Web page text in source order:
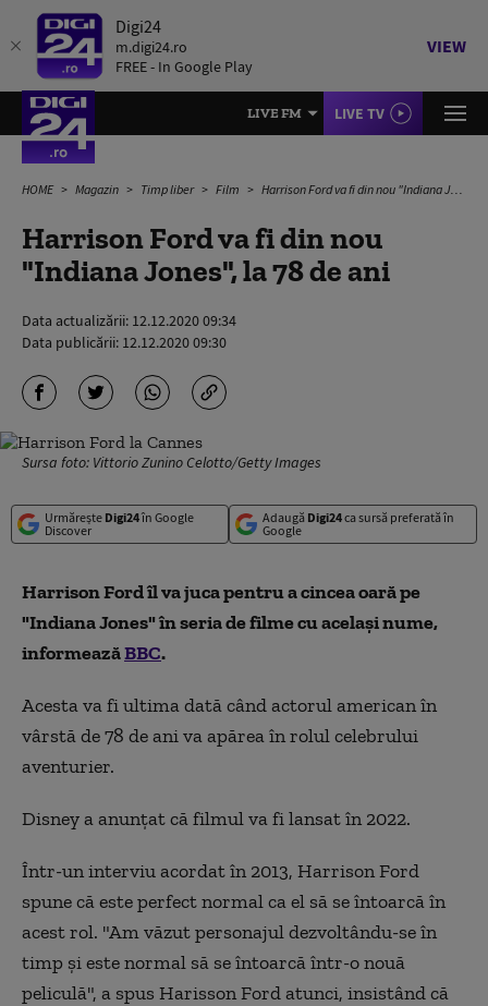
Digi24
m.digi24.ro
FREE - In Google Play
VIEW
LIVE FM LIVE TV
HOME Magazin Timp liber Film Harrison Ford va fi din nou "Indiana Jones", la 78 de ani
Harrison Ford va fi din nou
"Indiana Jones", la 78 de ani
Data actualizării: 12.12.2020 09:34
Data publicării: 12.12.2020 09:30
Sursa foto: Vittorio Zunino Celotto/Getty Images
Urmărește Digi24în Google
Discover
Adaugă Digi24ca sursă preferată în
Google
Harrison Ford îl va juca pentru a cincea oară pe
"Indiana Jones" în seria de filme cu același nume,
informeazăBBC.
Acesta va fi ultima dată când actorul american în
vârstă de 78 de ani va apărea în rolul celebrului
aventurier.
Disney a anunțat că filmul va fi lansat în 2022.
Într-un interviu acordat în 2013, Harrison Ford
spune că este perfect normal ca el să se întoarcă în
acest rol. "Am văzut personajul dezvoltându-se în
timp și este normal să se întoarcă într-o nouă
peliculă", a spus Harisson Ford atunci, insistând că